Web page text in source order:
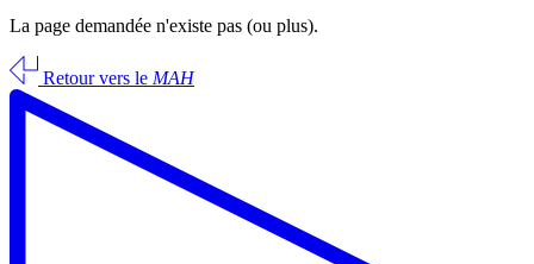
La page demandée n'existe pas (ou plus).
Retour vers le MAH